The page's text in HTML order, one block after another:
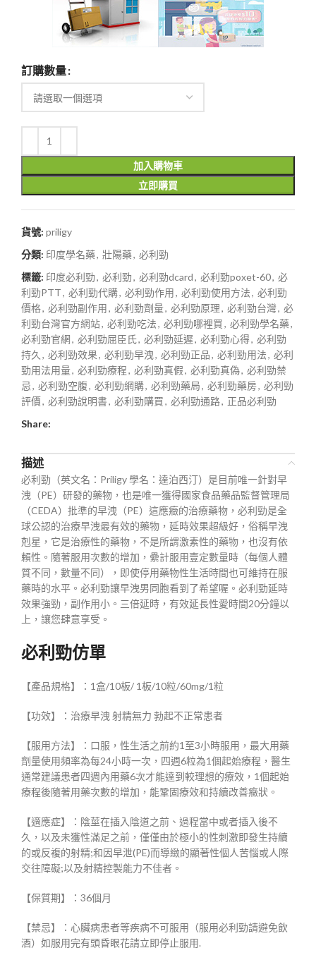
訂購數量
加入購物車
立即購買
貨號: priligy
分類: 印度學名藥, 壯陽藥, 必利勁
標籤: 印度必利勁, 必利勁, 必利勁dcard, 必利勁poxet-60, 必
利勁PTT, 必利勁代購, 必利勁作用, 必利勁使用方法, 必利勁
價格, 必利勁副作用, 必利勁劑量, 必利勁原理, 必利勁台灣, 必
利勁台灣官方網站, 必利勁吃法, 必利勁哪裡買, 必利勁學名藥,
必利勁官網, 必利勁屈臣氏, 必利勁延遲, 必利勁心得, 必利勁
持久 , 必利勁效果, 必利勁早洩, 必利勁正品, 必利勁用法, 必利
勁用法用量, 必利勁療程, 必利勁真假, 必利勁真偽, 必利勁禁
忌, 必利勁空腹, 必利勁網購, 必利勁藥局, 必利勁藥房, 必利勁
評價, 必利勁說明書, 必利勁購買, 必利勁通路, 正品必利勁
Share:
描述
必利勁（英文名：Priligy 學名：達泊西汀）是目前唯一針對早
洩（PE）研發的藥物，也是唯一獲得國家食品藥品監督管理局
（CEDA）批準的早洩（PE）這應癥的治療藥物，必利勁是全
球公認的治療早洩最有效的藥物，延時效果超級好，俗稱早洩
剋星，它是治療性的藥物，不是所謂激素性的藥物，也沒有依
賴性。隨著服用次數的增加，纍計服用壹定數量時（每個人體
質不同，數量不同），即使停用藥物性生活時間也可維持在服
藥時的水平。必利勁讓早洩男同胞看到了希望喔。必利勁延時
效果強勁，副作用小。三倍延時，有效延長性愛時間20分鐘以
上，讓您肆意享受。
必利勁仿單
【產品規格】：1盒/10板/ 1板/10粒/60mg/1粒
【功效】：治療早洩 射精無力 勃起不正常患者
【服用方法】：口服，性生活之前約1至3小時服用，最大用藥
劑量使用頻率為每24小時一次，四週6粒為1個起始療程，醫生
通常建議患者四週內用藥6次才能達到較理想的療效，1個起始
療程後隨著用藥次數的增加，能鞏固療效和持續改善癥狀。
【適應症】：陰莖在插入陰道之前、過程當中或者插入後不
久，以及未獲性滿足之前，僅僅由於極小的性刺激即發生持續
的或反複的射精;和因早泄(PE)而導緻的顯著性個人苦惱或人際
交往障礙;以及射精控製能力不佳者。
【保質期】：36個月
【禁忌】：心臟病患者等疾病不可服用（服用必利勁請避免飲
酒）如服用完有頭昏眼花請立即停止服用.